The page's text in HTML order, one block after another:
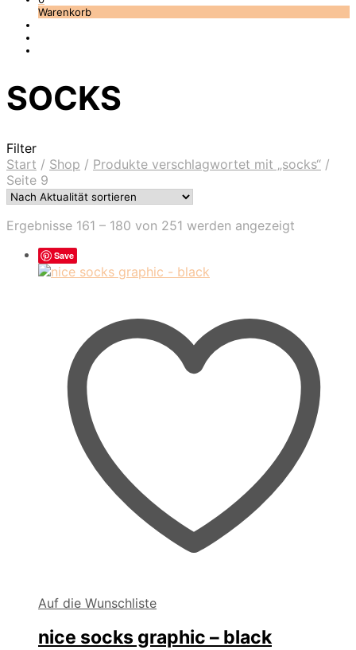
Warenkorb
SOCKS
Filter
Start / Shop / Produkte verschlagwortet mit „socks“ /
Seite 9
Ergebnisse 161 – 180 von 251 werden angezeigt
Save
Auf die Wunschliste
nice socks graphic – black